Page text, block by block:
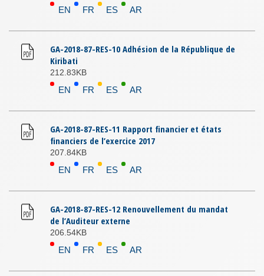
EN FR ES AR
GA-2018-87-RES-10 Adhésion de la République de
Kiribati
212.83KB
EN FR ES AR
GA-2018-87-RES-11 Rapport financier et états
financiers de l’exercice 2017
207.84KB
EN FR ES AR
GA-2018-87-RES-12 Renouvellement du mandat
de l’Auditeur externe
206.54KB
EN FR ES AR